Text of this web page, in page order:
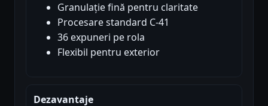
Granulație fină pentru claritate
Procesare standard C-41
36 expuneri pe rola
Flexibil pentru exterior
Dezavantaje